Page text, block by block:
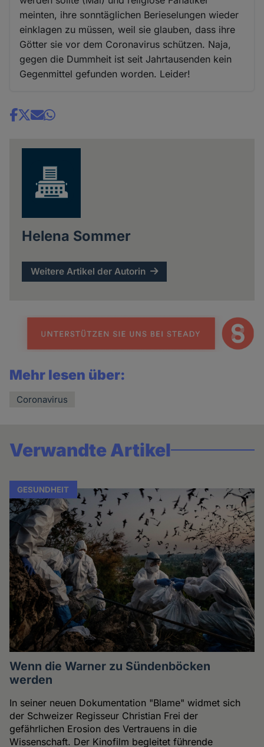
meinten, ihre sonntäglichen Berieselungen wieder
einklagen zu müssen, weil sie glauben, dass ihre
Götter sie vor dem Coronavirus schützen. Naja,
gegen die Dummheit ist seit Jahrtausenden kein
Gegenmittel gefunden worden. Leider!
Share
Helena Sommer
Weitere Artikel der Autorin
Mehr lesen über:
Coronavirus
Verwandte Artikel
GESUNDHEIT
Wenn die Warner zu Sündenböcken
werden
In seiner neuen Dokumentation "Blame" widmet sich
der Schweizer Regisseur Christian Frei der
gefährlichen Erosion des Vertrauens in die
Wissenschaft. Der Kinofilm begleitet führende